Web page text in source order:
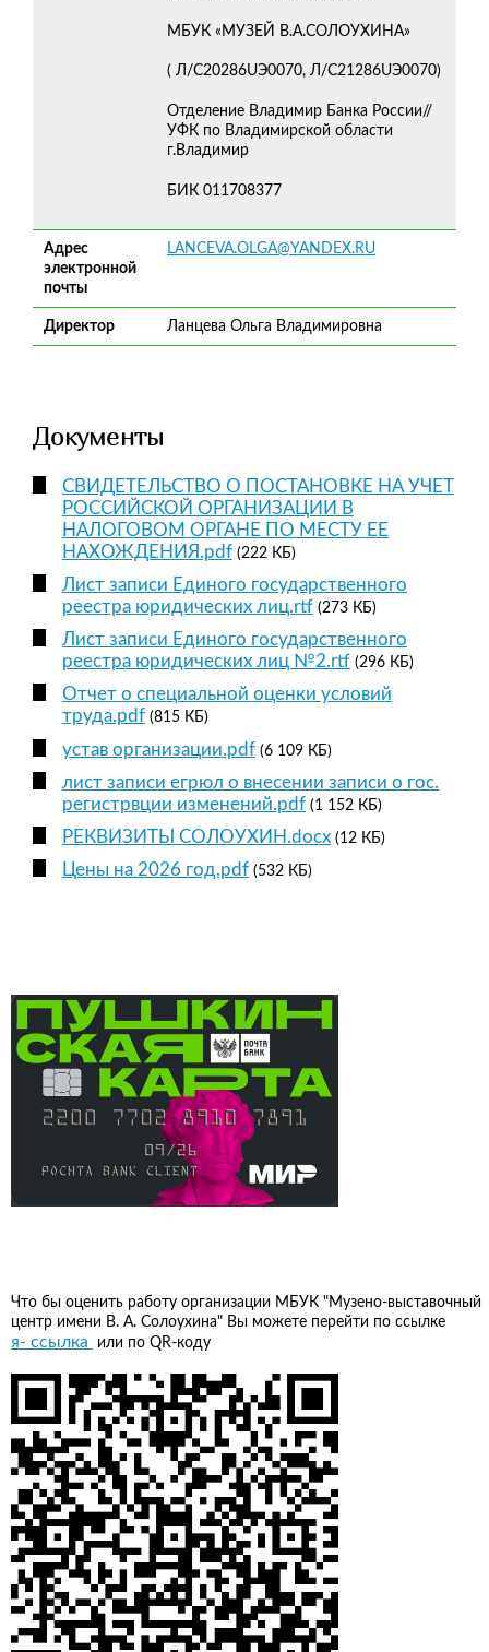
МБУК «МУЗЕЙ В.А.СОЛОУХИНА»
( Л/С20286UЭ0070, Л/С21286UЭ0070)
Отделение Владимир Банка России//
УФК по Владимирской области
г.Владимир
БИК 011708377
Адрес
электронной
почты
LANCEVA.OLGA@YANDEX.RU
Директор Ланцева Ольга Владимировна
Документы
СВИДЕТЕЛЬСТВО О ПОСТАНОВКЕ НА УЧЕТ
РОССИЙСКОЙ ОРГАНИЗАЦИИ В
НАЛОГОВОМ ОРГАНЕ ПО МЕСТУ ЕЕ
НАХОЖДЕНИЯ.pdf (222 КБ)
Лист записи Единого государственного
реестра юридических лиц.rtf (273 КБ)
Лист записи Единого государственного
реестра юридических лиц №2.rtf (296 КБ)
Отчет о специальной оценки условий
труда.pdf (815 КБ)
устав организации.pdf (6 109 КБ)
лист записи егрюл о внесении записи о гос.
регистрвции изменений.pdf (1 152 КБ)
РЕКВИЗИТЫ СОЛОУХИН.docx (12 КБ)
Цены на 2026 год.pdf (532 КБ)
Что бы оценить работу организации МБУК "Музено-выставочный
центр имени В. А. Солоухина" Вы можете перейти по ссылке
я- ссылка или по QR-коду